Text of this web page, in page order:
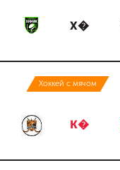
Х�
Хоккей с мячом
К�